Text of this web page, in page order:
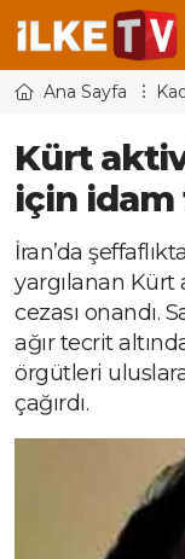
Ana Sayfa
Kürt
için
İran’da
yargılanan Kürt
cezası onandı.
ağır tecrit
örgütleri
çağırdı.